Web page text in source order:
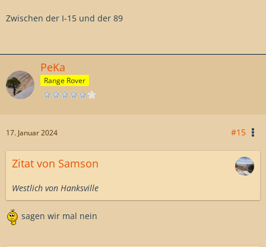
Zwischen der I-15 und der 89
PeKa
Range Rover
17. Januar 2024 #15
Zitat von Samson
Westlich von Hanksville
sagen wir mal nein